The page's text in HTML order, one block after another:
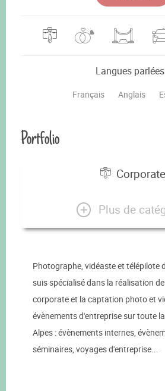
Langues parlées
Français Anglais
Portfolio
Corporate
Plus de
Photographe, vidéaste et télépilote
suis spécialisé dans la réalisation
corporate et la captation photo et
évènements d'entreprise sur toute
Alpes : évènements internes,
séminaires, voyages d'entreprise...